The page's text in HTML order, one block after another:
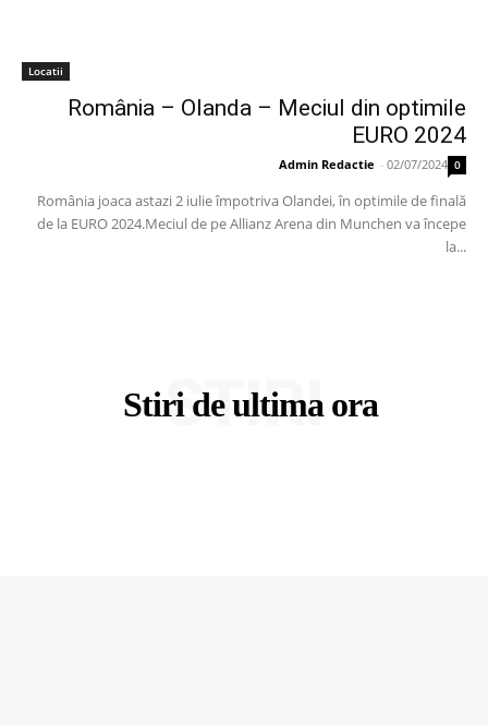
Locatii
România – Olanda – Meciul din optimile
EURO 2024
Admin Redactie - 02/07/2024 0
România joaca astazi 2 iulie împotriva Olandei, în optimile de finală
de la EURO 2024.Meciul de pe Allianz Arena din Munchen va începe
la...
Stiri de ultima ora
STIRI